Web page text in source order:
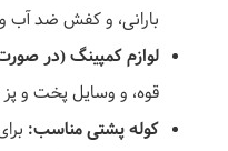
بارانی، و کفش ضد آب
لوازم کمپینگ (در
قوه، و وسایل پخت و
کوله پشتی مناسب: